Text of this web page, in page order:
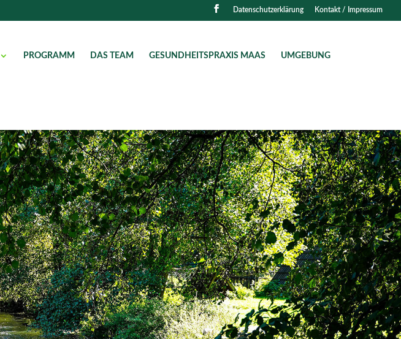
Datenschutzerklärung Kontakt / Impressum
PROGRAMM DAS TEAM GESUNDHEITSPRAXIS MAAS UMGEBUNG